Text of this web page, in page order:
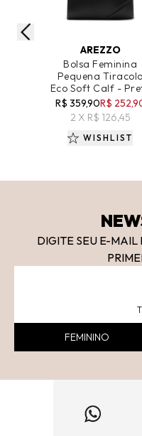
AREZZO
Bolsa Feminina
Pequena Tiracolo
Eco Soft Calf -
R$ 359,90R$
2 X R$ 126,45
WISHLIST
DIGITE SEU E-MAIL
FEMININO